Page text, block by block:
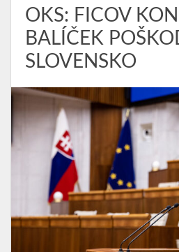
OKS: FICOV
BALÍČEK
SLOVENSKO